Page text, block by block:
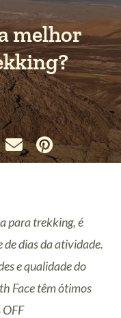
melhor
Mundo
para trekking, é
dias da atividade.
e qualidade do
Face têm ótimos